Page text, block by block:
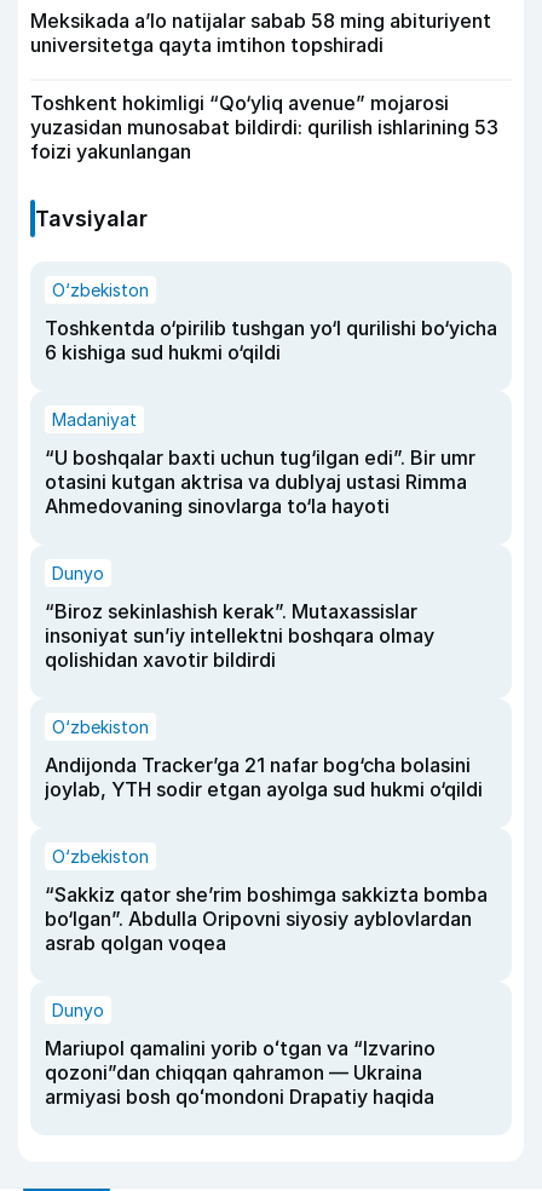
Meksikada a’lo natijalar sabab 58 ming abituriyent
universitetga qayta imtihon topshiradi
Toshkent hokimligi “Qo‘yliq avenue” mojarosi
yuzasidan munosabat bildirdi: qurilish ishlarining 53
foizi yakunlangan
Tavsiyalar
O‘zbekiston
Toshkentda o‘pirilib tushgan yo‘l qurilishi bo‘yicha
6 kishiga sud hukmi o‘qildi
Madaniyat
“U boshqalar baxti uchun tug‘ilgan edi”. Bir umr
otasini kutgan aktrisa va dublyaj ustasi Rimma
Ahmedovaning sinovlarga to‘la hayoti
Dunyo
“Biroz sekinlashish kerak”. Mutaxassislar
insoniyat sun’iy intellektni boshqara olmay
qolishidan xavotir bildirdi
O‘zbekiston
Andijonda Tracker’ga 21 nafar bog‘cha bolasini
joylab, YTH sodir etgan ayolga sud hukmi o‘qildi
O‘zbekiston
“Sakkiz qator she’rim boshimga sakkizta bomba
bo‘lgan”. Abdulla Oripovni siyosiy ayblovlardan
asrab qolgan voqea
Dunyo
Mariupol qamalini yorib oʻtgan va “Izvarino
qozoni”dan chiqqan qahramon — Ukraina
armiyasi bosh qoʻmondoni Drapatiy haqida